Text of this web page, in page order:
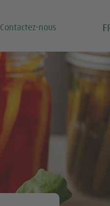
Contactez-nous